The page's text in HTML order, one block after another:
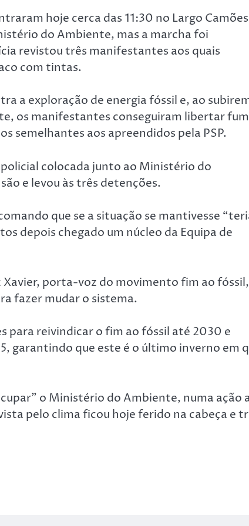
hoje cerca das 11:30 no Largo
do Ambiente, mas a marcha foi
revistou três manifestantes aos quais
com tintas.
a exploração de energia fóssil e, ao
os manifestantes conseguiram libertar
semelhantes aos apreendidos pela PSP.
colocada junto ao Ministério do
e levou às três detenções.
que se a situação se mantivesse
depois chegado um núcleo da Equipa de
Xavier, porta-voz do movimento fim ao fóssil,
fazer mudar o sistema.
para reivindicar o fim ao fóssil até 2030 e
garantindo que este é o último inverno em
o Ministério do Ambiente, numa ação
pelo clima ficou hoje ferido na cabeça e